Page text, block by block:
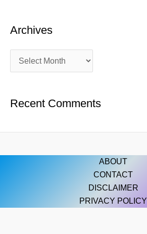
Archives
Recent Comments
ABOUT
CONTACT
DISCLAIMER
PRIVACY POLICY